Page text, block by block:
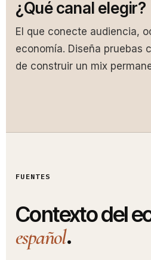
¿Qué canal elegir?
El que conecte audiencia,
economía. Diseña pruebas
de construir un mix
FUENTES
Contexto del
español.